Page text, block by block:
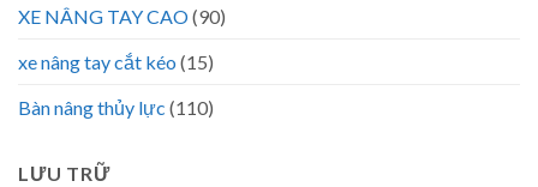
XE NÂNG TAY CAO(90)
xe nâng tay cắt kéo (15)
Bàn nâng thủy lực (110)
LƯU TRỮ